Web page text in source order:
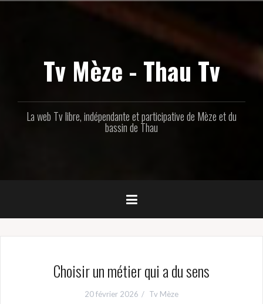
Tv Mèze - Thau Tv
La web Tv libre, indépendante et participative de Mèze et du
bassin de Thau
Choisir un métier qui a du sens
20 février 2026 Tv Mèze